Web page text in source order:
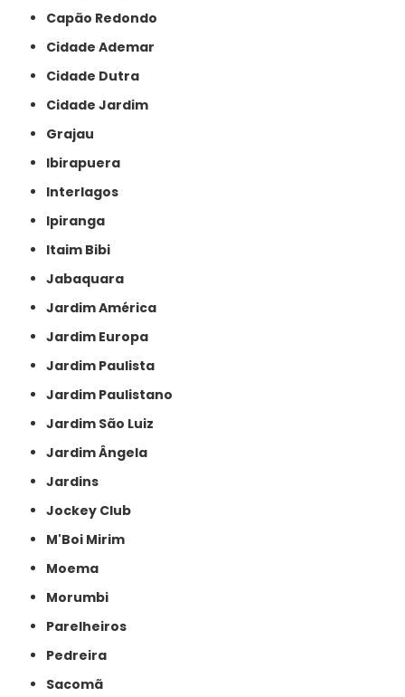
Capão Redondo
Cidade Ademar
Cidade Dutra
Cidade Jardim
Grajau
Ibirapuera
Interlagos
Ipiranga
Itaim Bibi
Jabaquara
Jardim América
Jardim Europa
Jardim Paulista
Jardim Paulistano
Jardim São Luiz
Jardim Ângela
Jardins
Jockey Club
M'Boi Mirim
Moema
Morumbi
Parelheiros
Pedreira
Sacomã